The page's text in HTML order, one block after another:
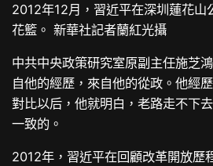
2012年12月，習近平在深圳蓮花山
花籃。 新華社記者蘭紅光攝
中共中央政策研究室原副主任施芝
自他的經歷，來自他的從政。他經
對比以后，他就明白，老路走不下
一致的。
2012年，習近平在回顧改革開放歷